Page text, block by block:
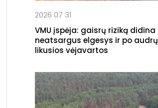
2026 07 31
VMU įspėja: gaisrų riziką didina
neatsargus elgesys ir po audrų
likusios vėjavartos